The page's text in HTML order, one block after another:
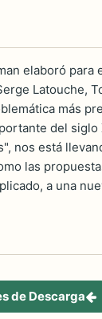
elaboró para
Latouche,
más
del
nos está
las
a una
de Descarga